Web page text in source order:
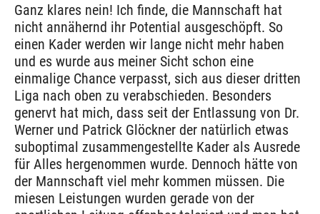
Ganz klares nein! Ich finde, die Mannschaft hat
nicht annähernd ihr Potential ausgeschöpft. So
einen Kader werden wir lange nicht mehr haben
und es wurde aus meiner Sicht schon eine
einmalige Chance verpasst, sich aus dieser dritten
Liga nach oben zu verabschieden. Besonders
genervt hat mich, dass seit der Entlassung von Dr.
Werner und Patrick Glöckner der natürlich etwas
suboptimal zusammengestellte Kader als Ausrede
für Alles hergenommen wurde. Dennoch hätte von
der Mannschaft viel mehr kommen müssen. Die
miesen Leistungen wurden gerade von der